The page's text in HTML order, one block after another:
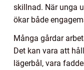
skillnad. När unga
ökar både
Många gårdar
Det kan vara att
lägerbål, vara